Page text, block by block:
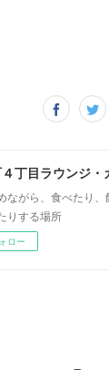
丁目ラウンジ・
ながら、食べたり
りする場所
ロー